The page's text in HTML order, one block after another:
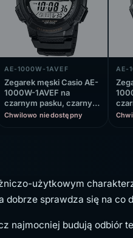
AE-1000W-1AVEF
Zegarek męski Casio AE-
1000W-1AVEF na
czarnym pasku, czarny
wyświetlacz
Chwilowo niedostępny
AE-
użytkowym
sprawdza się na co
najmocniej budują odbiór